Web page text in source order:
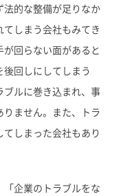
的な整備が足りなか
しまう会社もみてき
回らない面があると
回しにしてしまう
ブルに巻き込まれ、事
ません。また、トラ
しまった会社もあり
企業のトラブルをな